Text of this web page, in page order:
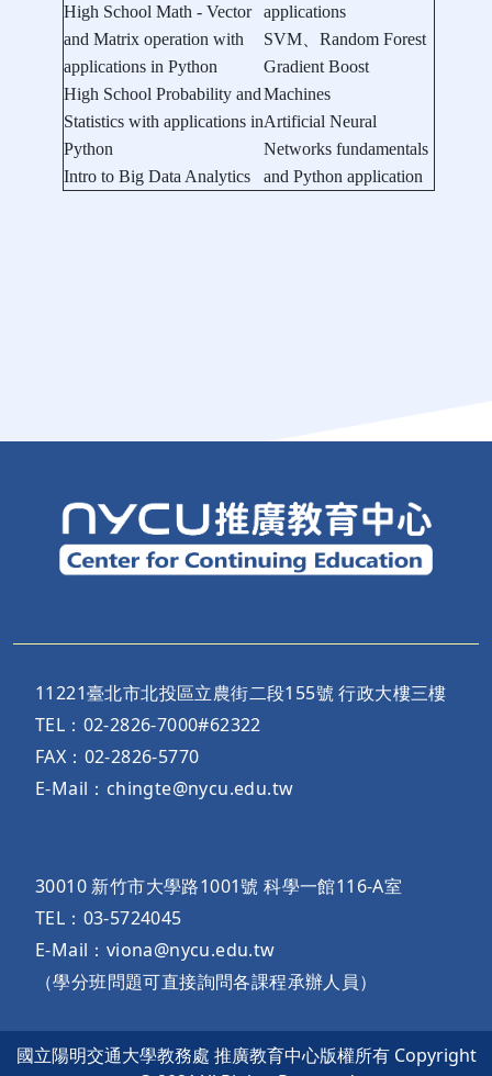
High School Math - Vector
and Matrix operation with
applications in Python
High School Probability and
Statistics with applications in
Python
Intro to Big Data Analytics
applications
SVM、Random Forest
Gradient Boost
Machines
Artificial Neural
Networks fundamentals
and Python application
11221臺北市北投區立農街二段155號 行政大樓三樓
TEL：02-2826-7000#62322
FAX：02-2826-5770
E-Mail：chingte@nycu.edu.tw
30010 新竹市大學路1001號 科學一館116-A室
TEL：03-5724045
E-Mail：viona@nycu.edu.tw
（學分班問題可直接詢問各課程承辦人員）
國立陽明交通大學教務處 推廣教育中心版權所有 Copyright